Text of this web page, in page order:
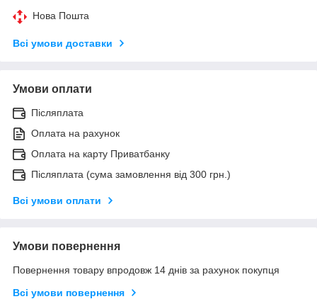
Нова Пошта
Всі умови доставки
Умови оплати
Післяплата
Оплата на рахунок
Оплата на карту Приватбанку
Післяплата (сума замовлення від 300 грн.)
Всі умови оплати
Умови повернення
Повернення товару впродовж 14 днів за рахунок покупця
Всі умови повернення